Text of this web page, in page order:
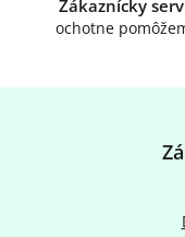
Zákaznícky
ochotne